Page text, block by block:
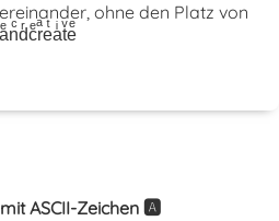
ohne den Platz von
ASCII-Zeichen 🅰️